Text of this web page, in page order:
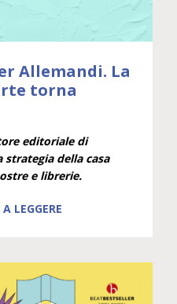
Allemandi. La
torna
editoriale di
della casa
e librerie.
LEGGERE